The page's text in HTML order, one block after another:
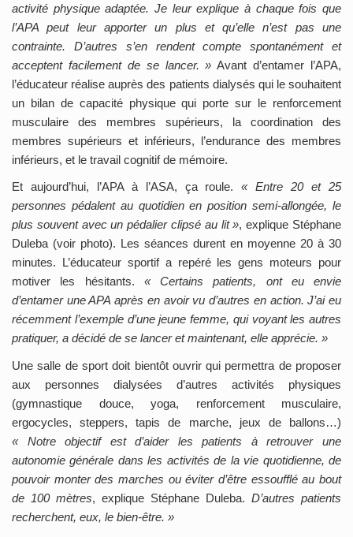
activité physique adaptée. Je leur explique à chaque fois que
l’APA peut leur apporter un plus et qu’elle n’est pas une
contrainte. D’autres s’en rendent compte spontanément et
acceptent facilement de se lancer. » Avant d’entamer l’APA,
l’éducateur réalise auprès des patients dialysés qui le souhaitent
un bilan de capacité physique qui porte sur le renforcement
musculaire des membres supérieurs, la coordination des
membres supérieurs et inférieurs, l’endurance des membres
inférieurs, et le travail cognitif de mémoire.
Et aujourd’hui, l’APA à l’ASA, ça roule. « Entre 20 et 25
personnes pédalent au quotidien en position semi-allongée, le
plus souvent avec un pédalier clipsé au lit », explique Stéphane
Duleba (voir photo). Les séances durent en moyenne 20 à 30
minutes. L’éducateur sportif a repéré les gens moteurs pour
motiver les hésitants. « Certains patients, ont eu envie
d’entamer une APA après en avoir vu d’autres en action. J’ai eu
récemment l’exemple d’une jeune femme, qui voyant les autres
pratiquer, a décidé de se lancer et maintenant, elle apprécie. »
Une salle de sport doit bientôt ouvrir qui permettra de proposer
aux personnes dialysées d’autres activités physiques
(gymnastique douce, yoga, renforcement musculaire,
ergocycles, steppers, tapis de marche, jeux de ballons…)
« Notre objectif est d’aider les patients à retrouver une
autonomie générale dans les activités de la vie quotidienne, de
pouvoir monter des marches ou éviter d’être essoufflé au bout
de 100 mètres, explique Stéphane Duleba. D’autres patients
recherchent, eux, le bien-être. »